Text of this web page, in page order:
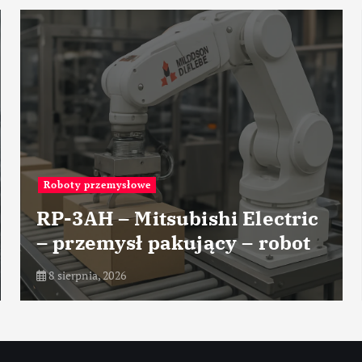
przemysłowe
– Mitsubishi Electric
pakujący – robot
2026 7